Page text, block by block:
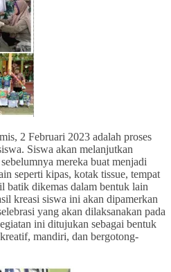
2 Februari 2023 adalah proses
Siswa akan melanjutkan
mereka buat menjadi
seperti kipas, kotak tissue, tempat
batik dikemas dalam bentuk lain
kreasi siswa ini akan dipamerkan
yang akan dilaksanakan pada
ini ditujukan sebagai bentuk
mandiri, dan bergotong-